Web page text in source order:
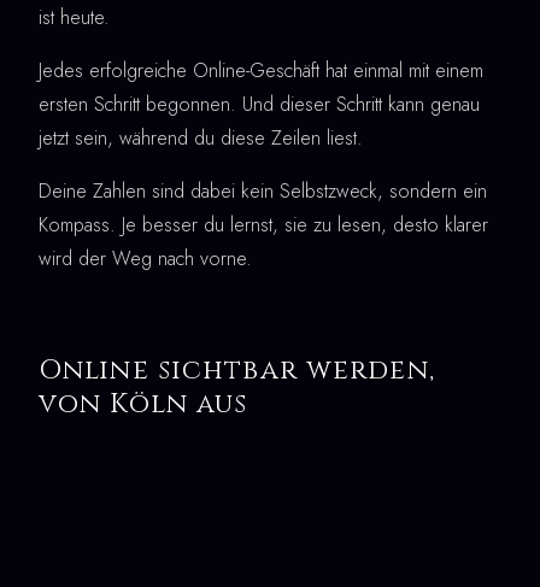
ist heute.
Jedes erfolgreiche Online-Geschäft hat einmal mit einem
ersten Schritt begonnen. Und dieser Schritt kann genau
jetzt sein, während du diese Zeilen liest.
Deine Zahlen sind dabei kein Selbstzweck, sondern ein
Kompass. Je besser du lernst, sie zu lesen, desto klarer
wird der Weg nach vorne.
Online sichtbar werden,
von Köln aus